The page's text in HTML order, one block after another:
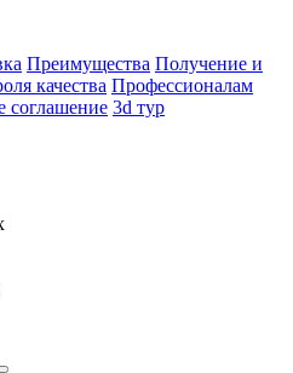
Преимущества Получение и
качества Профессионалам
соглашение 3d тур